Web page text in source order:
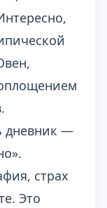
,
дневник —
страх
Это